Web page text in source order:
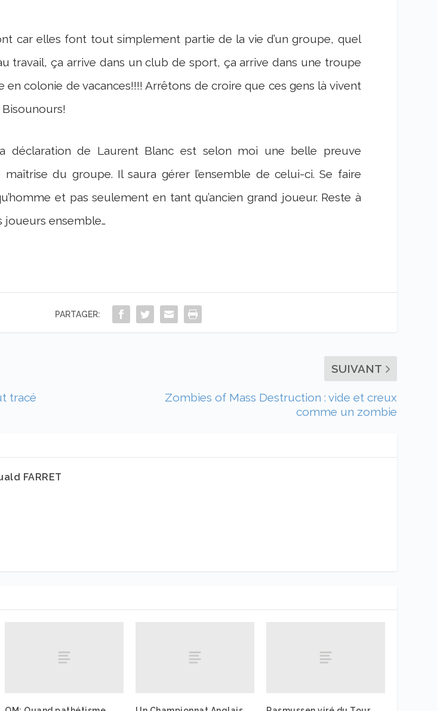
car elles font tout simplement partie de la vie d’un groupe, quel
travail, ça arrive dans un club de sport, ça arrive dans une troupe
en colonie de vacances!!!! Arrêtons de croire que ces gens là vivent
déclaration de Laurent Blanc est selon moi une belle preuve
maîtrise du groupe. Il saura gérer l’ensemble de celui-ci. Se faire
et pas seulement en tant qu’ancien grand joueur. Reste à
joueurs ensemble…
PARTAGER:
tracé
SUIVANT
Zombies of Mass Destruction : vide et creux
comme un zombie
FARRET